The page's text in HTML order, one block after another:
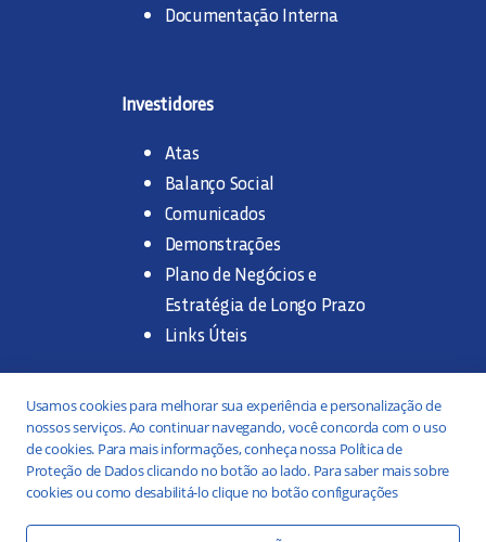
Documentação Interna
Investidores
Atas
Balanço Social
Comunicados
Demonstrações
Plano de Negócios e
Estratégia de Longo Prazo
Links Úteis
Trabalhe na SANASA
Concurso Público
Estágio
Usamos cookies para melhorar sua experiência e personalização de
nossos serviços. Ao continuar navegando, você concorda com o uso
de cookies. Para mais informações, conheça nossa Política de
Proteção de Dados clicando no botão ao lado. Para saber mais sobre
cookies ou como desabilitá-lo clique no botão configurações